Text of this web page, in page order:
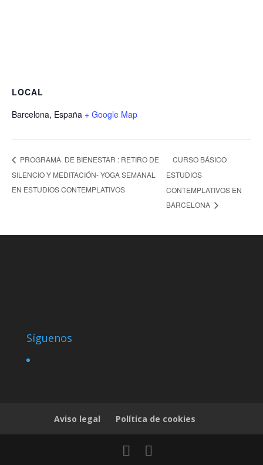
LOCAL
Barcelona, España + Google Map
PROGRAMA DE BIENESTAR : RETIRO DE
SILENCIO Y MEDITACIÓN- YOGA SEMANAL
EN ESTUDIOS CONTEMPLATIVOS
CURSO BÁSICO
ESTUDIOS
CONTEMPLATIVOS EN
BARCELONA
Síguenos
Aviso legal Política de cookies